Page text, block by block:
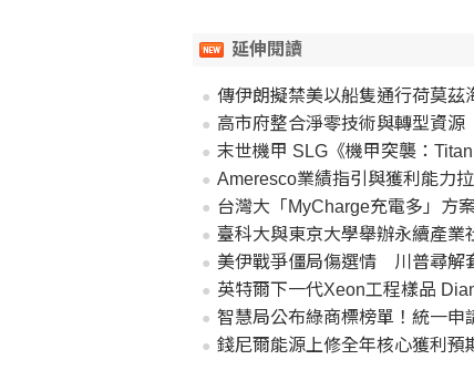
延伸閱讀
傳伊朗擬禁美以船隻通行荷莫
高市府整合淨零技術與轉型資
末世機甲 SLG《機甲突襲：
Ameresco業績指引與獲利能力
台灣大「MyCharge充電多」方
臺科大與東京大學舉辦永續產業
美伊戰爭僵局傷選情 川普尋解
英特爾下一代Xeon工程樣品
智慧局公布綠商標榜單！統一申
錢尼爾能源上修全年核心獲利預